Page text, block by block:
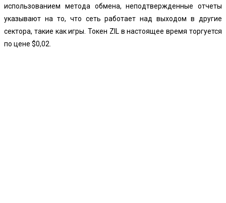
использованием метода обмена, неподтвержденные отчеты
указывают на то, что сеть работает над выходом в другие
сектора, такие как игры. Токен ZIL в настоящее время торгуется
по цене $0,02.